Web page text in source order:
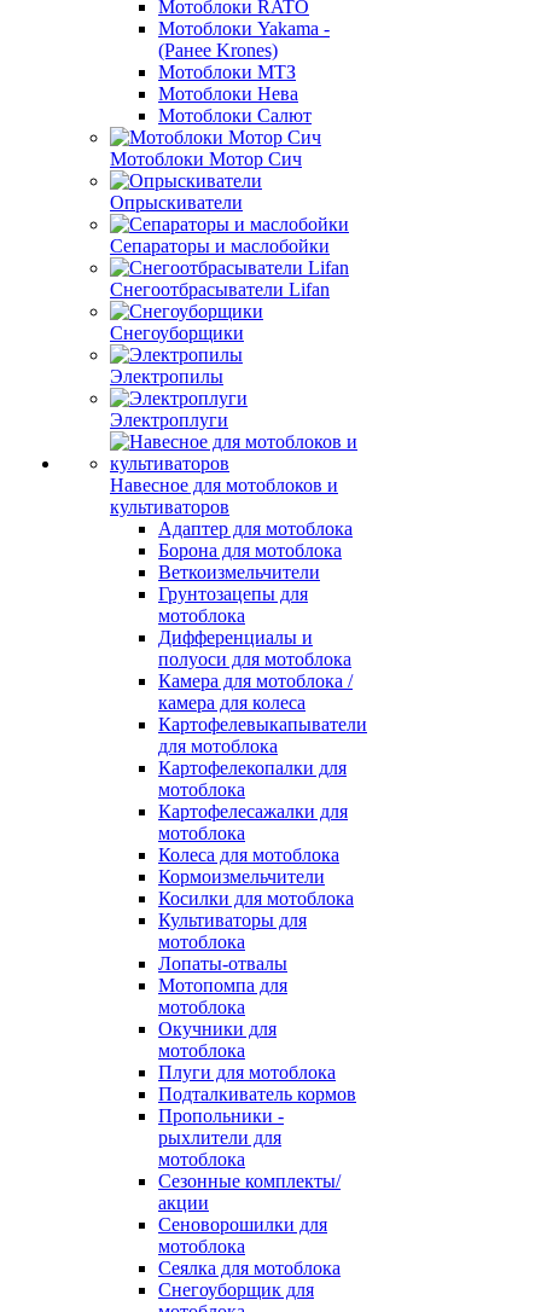
Мотоблоки RATO
Мотоблоки Yakama -
(Ранее Krones)
Мотоблоки МТЗ
Мотоблоки Нева
Мотоблоки Салют
Мотоблоки Мотор Сич
Опрыскиватели
Сепараторы и маслобойки
Снегоотбрасыватели Lifan
Снегоуборщики
Электропилы
Электроплуги
Навесное для мотоблоков и
культиваторов
Адаптер для мотоблока
Борона для мотоблока
Веткоизмельчители
Грунтозацепы для
мотоблока
Дифференциалы и
полуоси для мотоблока
Камера для мотоблока /
камера для колеса
Картофелевыкапыватели
для мотоблока
Картофелекопалки для
мотоблока
Картофелесажалки для
мотоблока
Колеса для мотоблока
Кормоизмельчители
Косилки для мотоблока
Культиваторы для
мотоблока
Лопаты-отвалы
Мотопомпа для
мотоблока
Окучники для
мотоблока
Плуги для мотоблока
Подталкиватель кормов
Пропольники -
рыхлители для
мотоблока
Сезонные комплекты/
акции
Сеноворошилки для
мотоблока
Сеялка для мотоблока
Снегоуборщик для